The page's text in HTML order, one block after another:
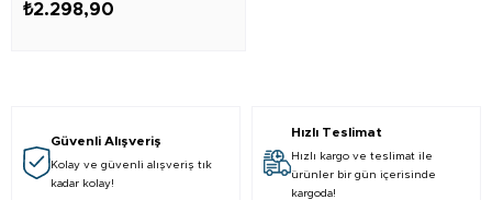
₺2.298,90
Güvenli Alışveriş
Kolay ve güvenli alışveriş tık
kadar kolay!
Hızlı Teslimat
Hızlı kargo ve teslimat ile
ürünler bir gün içerisinde
kargoda!